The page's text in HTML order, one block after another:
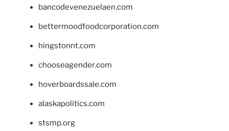
bancodevenezuelaen.com
bettermoodfoodcorporation.com
hingstonnt.com
chooseagender.com
hoverboardssale.com
alaskapolitics.com
stsmp.org